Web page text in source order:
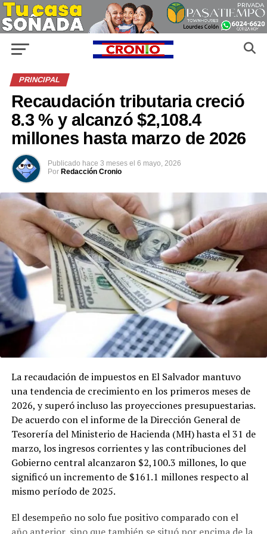
PRINCIPAL
Recaudación tributaria creció
8.3 % y alcanzó $2,108.4
millones hasta marzo de 2026
Publicado hace 3 meses el 6 mayo, 2026
Por Redacción Cronio
La recaudación de impuestos en El Salvador mantuvo
una tendencia de crecimiento en los primeros meses de
2026, y superó incluso las proyecciones presupuestarias.
De acuerdo con el informe de la Dirección General de
Tesorería del Ministerio de Hacienda (MH) hasta el 31 de
marzo, los ingresos corrientes y las contribuciones del
Gobierno central alcanzaron $2,100.3 millones, lo que
significó un incremento de $161.1 millones respecto al
mismo período de 2025.
El desempeño no solo fue positivo comparado con el